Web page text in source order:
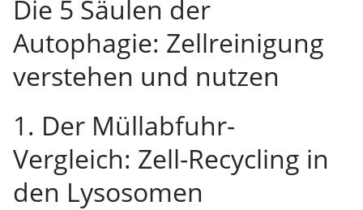
Die 5 Säulen der
Autophagie: Zellreinigung
verstehen und nutzen
1. Der Müllabfuhr-
Vergleich: Zell-Recycling in
den Lysosomen